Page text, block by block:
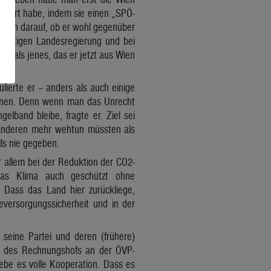
habe, indem sie einen „SPÖ-
darauf, ob er wohl gegenüber
Landesregierung und bei
als jenes, das er jetzt aus Wien
er – anders als auch einige
Denn wenn man das Unrecht
bleibe, fragte er. Ziel sei
mehr wehtun müssten als
nie gegeben.
bei der Reduktion der CO2-
Klima auch geschützt ohne
das Land hier zurückliege,
und in der
Partei und deren (frühere)
Rechnungshofs an der ÖVP-
es volle Kooperation. Dass es